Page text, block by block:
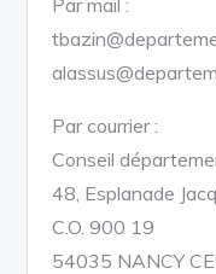
Par courrier :
Conseil
48, Esplanade
C.O. 900 19
54035 NANCY